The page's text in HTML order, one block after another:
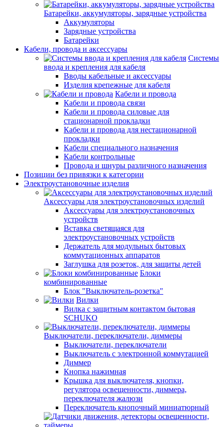
Батарейки, аккумуляторы, зарядные устройства
Аккумуляторы
Зарядные устройства
Батарейки
Кабели, провода и аксессуары
Системы
ввода и крепления для кабеля
Вводы кабельные и аксессуары
Изделия крепежные для кабеля
Кабели и провода
Кабели и провода связи
Кабели и провода силовые для
стационарной прокладки
Кабели и провода для нестационарной
прокладки
Кабели специального назначения
Кабели контрольные
Провода и шнуры различного назначения
Позиции без привязки к категории
Электроустановочные изделия
Аксессуары для электроустановочных изделий
Аксессуары для электроустановочных
устройств
Вставка светящаяся для
электроустановочных устройств
Держатель для модульных бытовых
коммутационных аппаратов
Заглушка для розеток, для защиты детей
Блоки
комбинированные
Блок "Выключатель-розетка"
Вилки
Вилка с защитным контактом бытовая
SCHUKO
Выключатели, переключатели, диммеры
Выключатели, переключатели
Выключатель с электронной коммутацией
Диммер
Кнопка нажимная
Крышка для выключателя, кнопки,
регулятора освещенности, диммера,
переключателя жалюзи
Переключатель кнопочный миниатюрный